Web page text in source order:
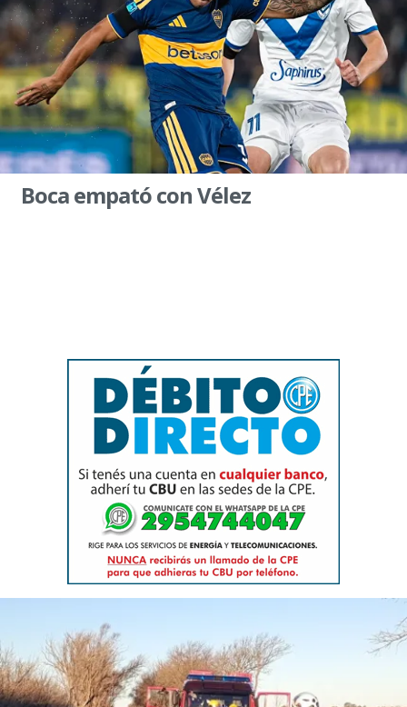
Boca empató con Vélez